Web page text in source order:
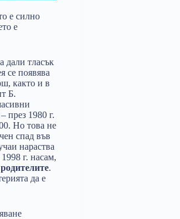
е силно
е
дали тласък
се появява
както и в
Б.
през 1980 г.
Но това не
спад във
нараства
г. насам,
.
да е